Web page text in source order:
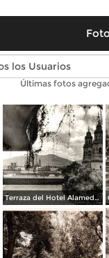
Fotos
Últimas fotos
Terraza del Hotel Alameda y Catedral